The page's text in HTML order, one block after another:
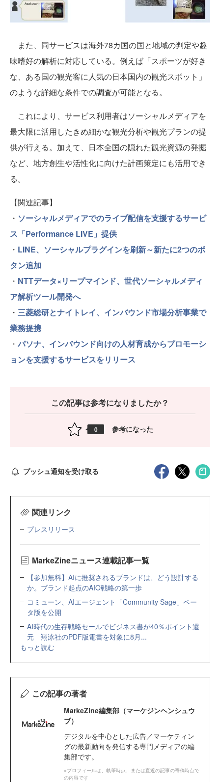
また、同サービスは海外78カ国の国と地域の判定や趣
味嗜好の解析に対応している。例えば「スポーツが好き
な、ある国の観光客に人気の日本国内の観光スポット」
のような詳細な条件での調査が可能となる。
これにより、サービス利用者はソーシャルメディアを
最大限に活用したきめ細かな観光分析や観光プランの提
供が行える。加えて、日本全国の隠れた観光資源の発掘
など、地方創生や活性化に向けた計画策定にも活用でき
る。
【関連記事】
・ ソーシャルメディアでのライブ配信を支援するサービ
ス「Performance LIVE」提供
・ LINE、ソーシャルプラグインを刷新～新たに2つのボ
タン追加
・ NTTデータ×リープマインド、世代ソーシャルメディ
ア解析ツール開発へ
・ 三菱総研とナイトレイ、インバウンド市場分析事業で
業務提携
・ パソナ、インバウンド向けの人材育成からプロモーシ
ョンを支援するサービスをリリース
この記事は参考になりましたか？
0 参考になった
プッシュ通知を受け取る
関連リンク
プレスリリース
MarkeZineニュース連載記事一覧
【参加無料】AIに推奨されるブランドは、どう設計する
か。ブランド起点のAIO戦略の第一歩
コミューン、AIエージェント「Community Sage」ベー
タ版を公開
AI時代の生存戦略セールでビジネス書が40％ポイント還
元 翔泳社のPDF版電書を対象に8月...
もっと読む
この記事の著者
MarkeZine編集部（マーケジンヘンシュウ
ブ）
デジタルを中心とした広告／マーケティン
グの最新動向を発信する専門メディアの編
集部です。
※プロフィールは、執筆時点、または直近の記事の寄稿時点で
の内容です